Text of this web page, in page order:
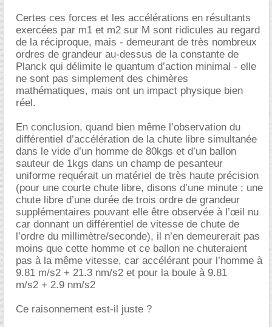
Certes ces forces et les accélérations en résultants
exercées par m1 et m2 sur M sont ridicules au regard
de la réciproque, mais - demeurant de très nombreux
ordres de grandeur au-dessus de la constante de
Planck qui délimite le quantum d’action minimal - elle
ne sont pas simplement des chimères
mathématiques, mais ont un impact physique bien
réel.
En conclusion, quand bien même l’observation du
différentiel d’accélération de la chute libre simultanée
dans le vide d’un homme de 80kgs et d’un ballon
sauteur de 1kgs dans un champ de pesanteur
uniforme requérait un matériel de très haute précision
(pour une courte chute libre, disons d’une minute ; une
chute libre d’une durée de trois ordre de grandeur
supplémentaires pouvant elle être observée à l’œil nu
car donnant un différentiel de vitesse de chute de
l’ordre du millimètre/seconde), il n’en demeurerait pas
moins que cette homme et ce ballon ne chuteraient
pas à la même vitesse, car accélérant pour l’homme à
9.81 m/s2 + 21.3 nm/s2 et pour la boule à 9.81
m/s2 + 2.9 nm/s2
Ce raisonnement est-il juste ?